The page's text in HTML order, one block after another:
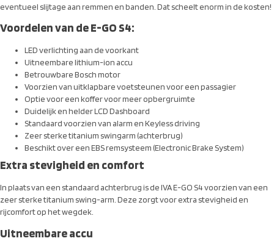
eventueel slijtage aan remmen en banden. Dat scheelt enorm in de kosten!
Voordelen van de E-GO S4:
LED verlichting aan de voorkant
Uitneembare lithium-ion accu
Betrouwbare Bosch motor
Voorzien van uitklapbare voetsteunen voor een passagier
Optie voor een koffer voor meer opbergruimte
Duidelijk en helder LCD Dashboard
Standaard voorzien van alarm en Keyless driving
Zeer sterke titanium swingarm (achterbrug)
Beschikt over een EBS remsysteem (Electronic Brake System)
Extra stevigheid en comfort
In plaats van een standaard achterbrug is de IVA E-GO S4 voorzien van een
zeer sterke titanium swing-arm. Deze zorgt voor extra stevigheid en
rijcomfort op het wegdek.
Uitneembare accu